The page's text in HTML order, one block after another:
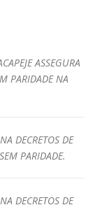
ASSEGURA
PARIDADE NA
DECRETOS DE
PARIDADE.
DECRETOS DE